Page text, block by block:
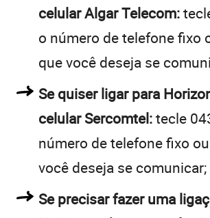
celular Algar Telecom:
o número de telefone fixo
que você deseja se
Se quiser ligar para
celular Sercomtel:tecle
número de telefone fixo
você deseja se comunicar;
Se precisar fazer uma